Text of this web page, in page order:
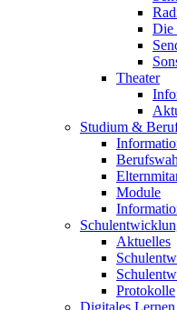
Die
Theater
Studium &
Module
Aktuelles
Protokolle
Digitales Lernen